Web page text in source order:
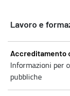
Lavoro e
Accreditamento
Informazioni per
pubbliche